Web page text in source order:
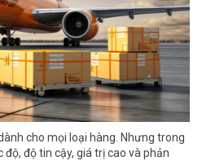
cho mọi loại hàng. Nhưng trong
độ tin cậy, giá trị cao và phản